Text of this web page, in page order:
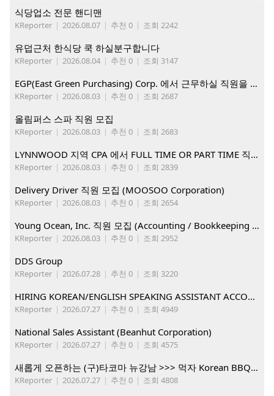
식당업소 전문 핸디맨
KReporter | 2026.08.07 | 추천 0 | 조회 2242
유덥근처 한식당 쿡 하실분구합니다
KReporter | 2026.08.04 | 추천 0 | 조회 3147
EGP(East Green Purchasing) Corp. 에서 근무하실 직원을 아래와 같이 모집합니다.
KReporter | 2026.08.03 | 추천 0 | 조회 2687
올림퍼스 스파 직원 모집
KReporter | 2026.08.03 | 추천 0 | 조회 2683
LYNNWOOD 지역 CPA 에서 FULL TIME OR PART TIME 직원을 찾습니다
KReporter | 2026.08.03 | 추천 0 | 조회 2839
Delivery Driver 직원 모집 (MOOSOO Corporation)
KReporter | 2026.08.03 | 추천 0 | 조회 2654
Young Ocean, Inc. 직원 모집 (Accounting / Bookkeeping 분야)
KReporter | 2026.08.03 | 추천 0 | 조회 2952
DDS Group
KReporter | 2026.07.28 | 추천 0 | 조회 3220
HIRING KOREAN/ENGLISH SPEAKING ASSISTANT ACCOUNT MANAGER
KReporter | 2026.07.27 | 추천 0 | 조회 4949
National Sales Assistant (Beanhut Corporation)
KReporter | 2026.07.27 | 추천 0 | 조회 4575
새롭게 오픈하는 (구)타코마 뉴강남 >>> 먹자 Korean BBQ 구인중
KReporter | 2026.07.27 | 추천 0 | 조회 4808